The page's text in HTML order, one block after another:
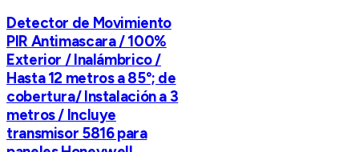
Detector de Movimiento
PIR Antimascara / 100%
Exterior / Inalámbrico /
Hasta 12 metros a 85°; de
cobertura/ Instalación a 3
metros / Incluye
transmisor 5816 para